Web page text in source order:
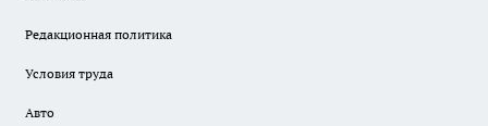
Редакционная политика
Условия труда
Авто